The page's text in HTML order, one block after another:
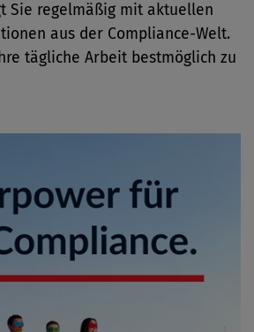
Sie regelmäßig mit aktuellen
aus der Compliance-Welt.
tägliche Arbeit bestmöglich zu